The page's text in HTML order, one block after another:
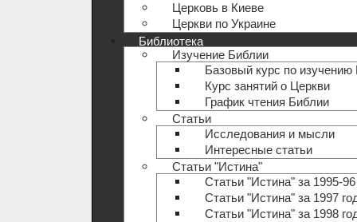
Церковь в Киеве
Церкви по Украине
Библиотека
Изучение Библии
Базовый курс по изучению
Курс занятий о Церкви
График чтения Библии
Статьи
Исследования и мысли
Интересные статьи
Статьи "Истина"
Статьи "Истина" за 1995-
Статьи "Истина" за 1997
Статьи "Истина" за 1998